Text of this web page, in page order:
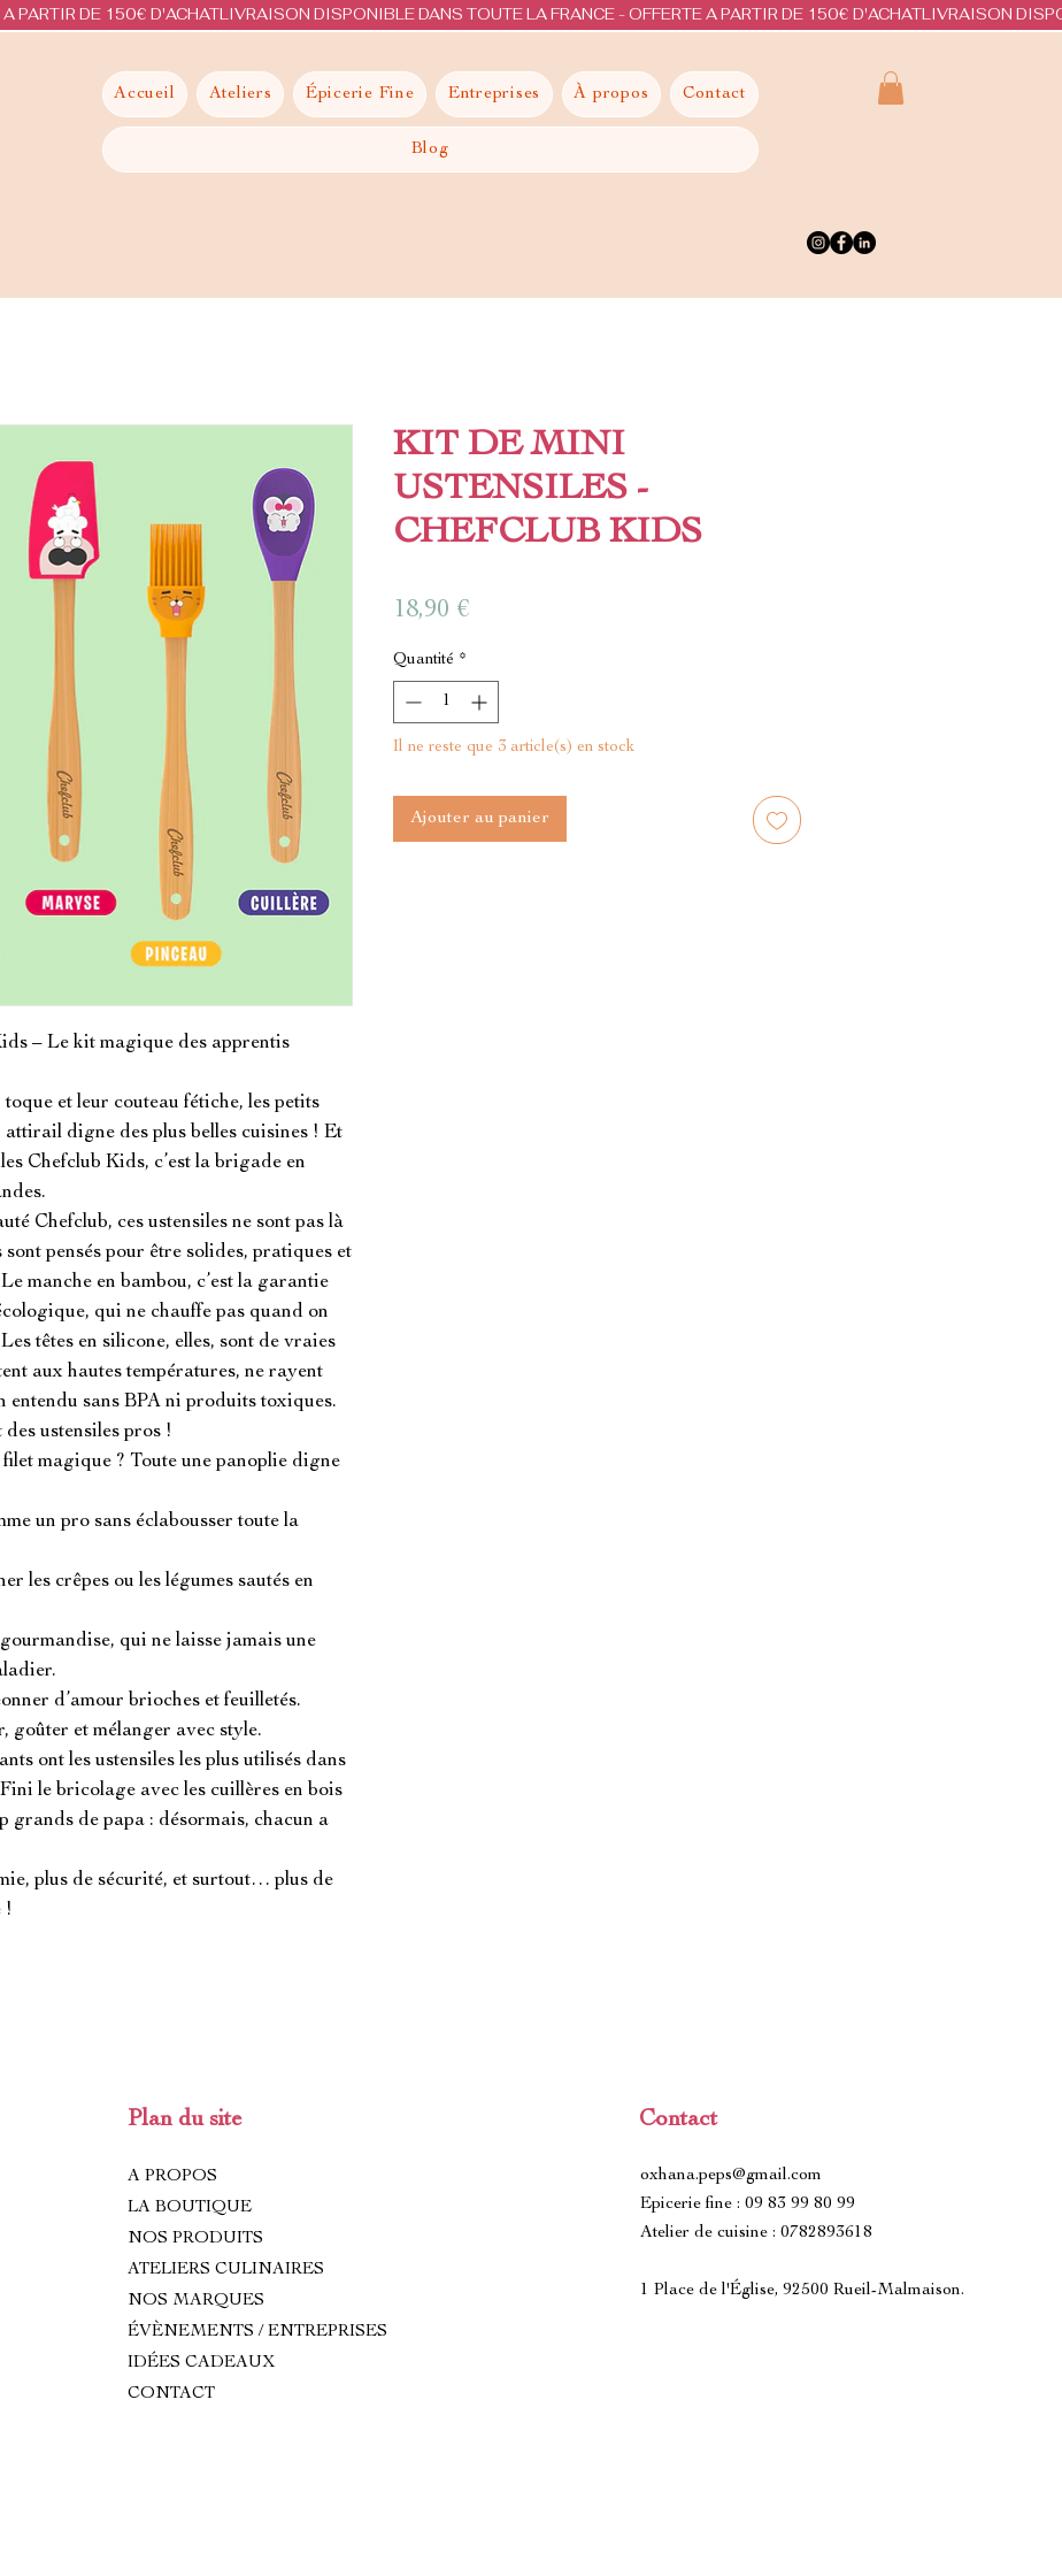
PARTIR DE 150€ D'ACHAT
Accueil Ateliers Épicerie Fine Entreprises À propos Contact
Blog
– Le kit magique des apprentis
et leur couteau fétiche, les petits
attirail digne des plus belles cuisines ! Et
Chefclub Kids, c’est la brigade en
Chefclub, ces ustensiles ne sont pas là
pensés pour être solides, pratiques et
manche en bambou, c’est la garantie
qui ne chauffe pas quand on
têtes en silicone, elles, sont de vraies
aux hautes températures, ne rayent
entendu sans BPA ni produits toxiques.
ustensiles pros !
magique ? Toute une panoplie digne
un pro sans éclabousser toute la
les crêpes ou les légumes sautés en
qui ne laisse jamais une
d’amour brioches et feuilletés.
goûter et mélanger avec style.
ont les ustensiles les plus utilisés dans
le bricolage avec les cuillères en bois
grands de papa : désormais, chacun a
plus de sécurité, et surtout… plus de
!
KIT DE MINI
USTENSILES -
CHEFCLUB KIDS
18,90 €Prix
Quantité *
Il ne reste que 3 article(s) en stock
Ajouter au panier
Plan du site
A PROPOS
LA BOUTIQUE
NOS PRODUITS
ATELIERS CULINAIRES
NOS MARQUES
ÉVÈNEMENTS / ENTREPRISES
IDÉES CADEAUX
CONTACT
Contact
oxhana.peps@gmail.com
Epicerie fine : 09 83 99 80 99
Atelier de cuisine : 0782893618
1 Place de l'Église, 92500 Rueil-Malmaison.